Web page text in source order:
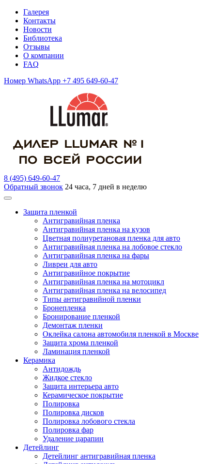
Галерея
Контакты
Новости
Библиотека
Отзывы
О компании
FAQ
Номер WhatsApp +7 495 649-60-47
8 (495) 649-60-47
Обратный звонок 24 часа, 7 дней в неделю
Защита пленкой
Антигравийная пленка
Антигравийная пленка на кузов
Цветная полиуретановая пленка для авто
Антигравийная пленка на лобовое стекло
Антигравийная пленка на фары
Ливреи для авто
Антигравийное покрытие
Антигравийная пленка на мотоцикл
Антигравийная пленка на велосипед
Типы антигравийной пленки
Бронепленка
Бронирование пленкой
Демонтаж пленки
Оклейка салона автомобиля пленкой в Москве
Защита хрома пленкой
Ламинация пленкой
Керамика
Антидождь
Жидкое стекло
Защита интерьера авто
Керамическое покрытие
Полировка
Полировка дисков
Полировка лобового стекла
Полировка фар
Удаление царапин
Детейлинг
Детейлинг антигравийная пленка